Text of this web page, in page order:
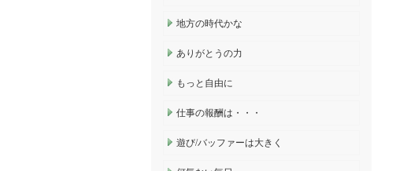
地方の時代かな
ありがとうの力
もっと自由に
仕事の報酬は・・・
遊び/バッファーは大きく